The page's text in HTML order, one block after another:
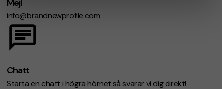
Mejl
info@brandnewprofile.com
Chatt
Starta en chatt i högra hörnet så svarar vi dig direkt!